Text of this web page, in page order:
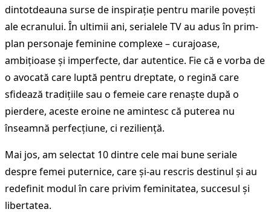
dintotdeauna surse de inspirație pentru marile povești
ale ecranului. În ultimii ani, serialele TV au adus în prim-
plan personaje feminine complexe – curajoase,
ambițioase și imperfecte, dar autentice. Fie că e vorba de
o avocată care luptă pentru dreptate, o regină care
sfidează tradițiile sau o femeie care renaște după o
pierdere, aceste eroine ne amintesc că puterea nu
înseamnă perfecțiune, ci reziliență.
Mai jos, am selectat 10 dintre cele mai bune seriale
despre femei puternice, care și-au rescris destinul și au
redefinit modul în care privim feminitatea, succesul și
libertatea.